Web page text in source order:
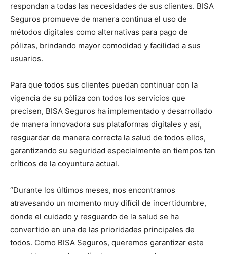
respondan a todas las necesidades de sus clientes. BISA
Seguros promueve de manera continua el uso de
métodos digitales como alternativas para pago de
pólizas, brindando mayor comodidad y facilidad a sus
usuarios.
Para que todos sus clientes puedan continuar con la
vigencia de su póliza con todos los servicios que
precisen, BISA Seguros ha implementado y desarrollado
de manera innovadora sus plataformas digitales y así,
resguardar de manera correcta la salud de todos ellos,
garantizando su seguridad especialmente en tiempos tan
críticos de la coyuntura actual.
“Durante los últimos meses, nos encontramos
atravesando un momento muy difícil de incertidumbre,
donde el cuidado y resguardo de la salud se ha
convertido en una de las prioridades principales de
todos. Como BISA Seguros, queremos garantizar este